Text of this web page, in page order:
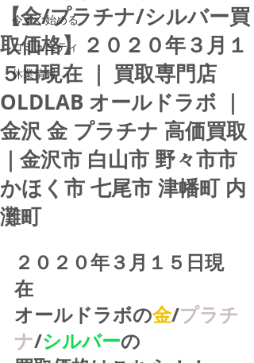
今すぐ始める
コミュニティ
休業情報
【金/プラチナ/シルバー買
取価格】２０２０年３月１
５日現在 ｜ 買取専門店
OLDLAB オールドラボ ｜
金沢 金 プラチナ 高価買取
｜金沢市 白山市 野々市市
かほく市 七尾市 津幡町 内
灘町
２０２０年３月１５日現
在
オールドラボの金/プラチ
ナ/シルバーの